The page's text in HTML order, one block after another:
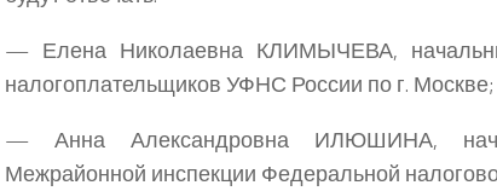
— Елена Николаевна КЛИМЫЧЕВА,
налогоплательщиков УФНС России по г. Москве;
— Анна Александровна ИЛЮШИНА,
Межрайонной инспекции Федеральной